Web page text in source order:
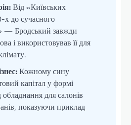
Від «Київських
х до сучасного
— Бродський завжди
і використовував її для
Кожному сину
капітал у формі
для салонів
показуючи приклад